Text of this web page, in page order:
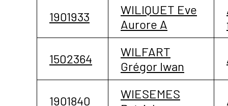
1901933
WILIQUET Eve
Aurore A
1502364
WILFART
Grégor Iwan
1901840
WIESEMES